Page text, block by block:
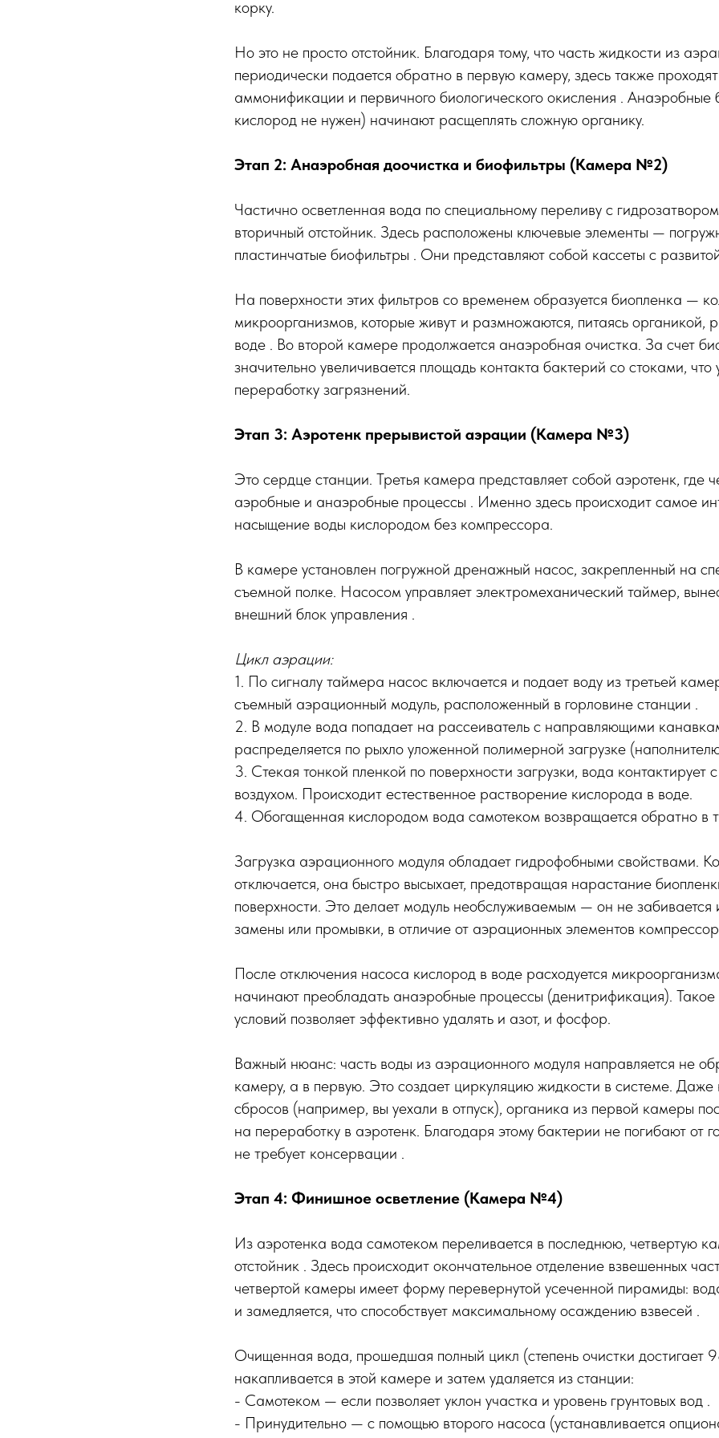
корку.
Но это не просто отстойник. Благодаря тому, что часть жидкости из
периодически подается обратно в первую камеру, здесь также
аммонификации и первичного биологического окисления . Анаэробные
кислород не нужен) начинают расщеплять сложную органику.
Этап 2: Анаэробная доочистка и биофильтры (Камера №2)
Частично осветленная вода по специальному переливу с
вторичный отстойник. Здесь расположены ключевые элементы —
пластинчатые биофильтры . Они представляют собой кассеты с
На поверхности этих фильтров со временем образуется биопленка —
микроорганизмов, которые живут и размножаются, питаясь органикой,
воде . Во второй камере продолжается анаэробная очистка. За счет
значительно увеличивается площадь контакта бактерий со стоками, что
переработку загрязнений.
Этап 3: Аэротенк прерывистой аэрации (Камера №3)
Это сердце станции. Третья камера представляет собой аэротенк, где
аэробные и анаэробные процессы . Именно здесь происходит самое
насыщение воды кислородом без компрессора.
В камере установлен погружной дренажный насос, закрепленный на
съемной полке. Насосом управляет электромеханический таймер,
внешний блок управления .
Цикл аэрации:
1. По сигналу таймера насос включается и подает воду из третьей
съемный аэрационный модуль, расположенный в горловине станции .
2. В модуле вода попадает на рассеиватель с направляющими
распределяется по рыхло уложенной полимерной загрузке
3. Стекая тонкой пленкой по поверхности загрузки, вода
воздухом. Происходит естественное растворение кислорода в воде.
4. Обогащенная кислородом вода самотеком возвращается обратно в
Загрузка аэрационного модуля обладает гидрофобными свойствами.
отключается, она быстро высыхает, предотвращая нарастание
поверхности. Это делает модуль необслуживаемым — он не забивается
замены или промывки, в отличие от аэрационных элементов
После отключения насоса кислород в воде расходуется
начинают преобладать анаэробные процессы (денитрификация).
условий позволяет эффективно удалять и азот, и фосфор.
Важный нюанс: часть воды из аэрационного модуля направляется не
камеру, а в первую. Это создает циркуляцию жидкости в системе. Даже
сбросов (например, вы уехали в отпуск), органика из первой камеры
на переработку в аэротенк. Благодаря этому бактерии не погибают от
не требует консервации .
Этап 4: Финишное осветление (Камера №4)
Из аэротенка вода самотеком переливается в последнюю, четвертую
отстойник . Здесь происходит окончательное отделение взвешенных
четвертой камеры имеет форму перевернутой усеченной пирамиды:
и замедляется, что способствует максимальному осаждению взвесей .
Очищенная вода, прошедшая полный цикл (степень очистки достигает
накапливается в этой камере и затем удаляется из станции:
- Самотеком — если позволяет уклон участка и уровень грунтовых вод .
- Принудительно — с помощью второго насоса (устанавливается